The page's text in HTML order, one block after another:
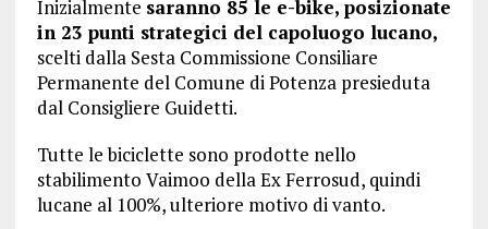
Inizialmente saranno 85 le e-bike, posizionate
in 23 punti strategici del capoluogo lucano,
scelti dalla Sesta Commissione Consiliare
Permanente del Comune di Potenza presieduta
dal Consigliere Guidetti.
Tutte le biciclette sono prodotte nello
stabilimento Vaimoo della Ex Ferrosud, quindi
lucane al 100%, ulteriore motivo di vanto.